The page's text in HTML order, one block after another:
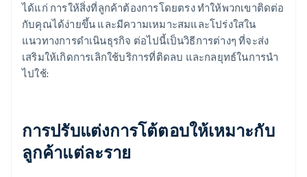
ได้แก่ การให้สิ่งที่ลูกค้าต้องการโดยตรง ทำให้พวกเขาติดต่อ
กับคุณได้ง่ายขึ้น และมีความเหมาะสมและโปร่งใสใน
แนวทางการดำเนินธุรกิจ ต่อไปนี้เป็นวิธีการต่างๆ ที่จะส่ง
เสริมให้เกิดการเลิกใช้บริการที่ติดลบ และกลยุทธ์ในการนำ
ไปใช้:
การปรับแต่งการโต้ตอบให้เหมาะกับ
ลูกค้าแต่ละราย